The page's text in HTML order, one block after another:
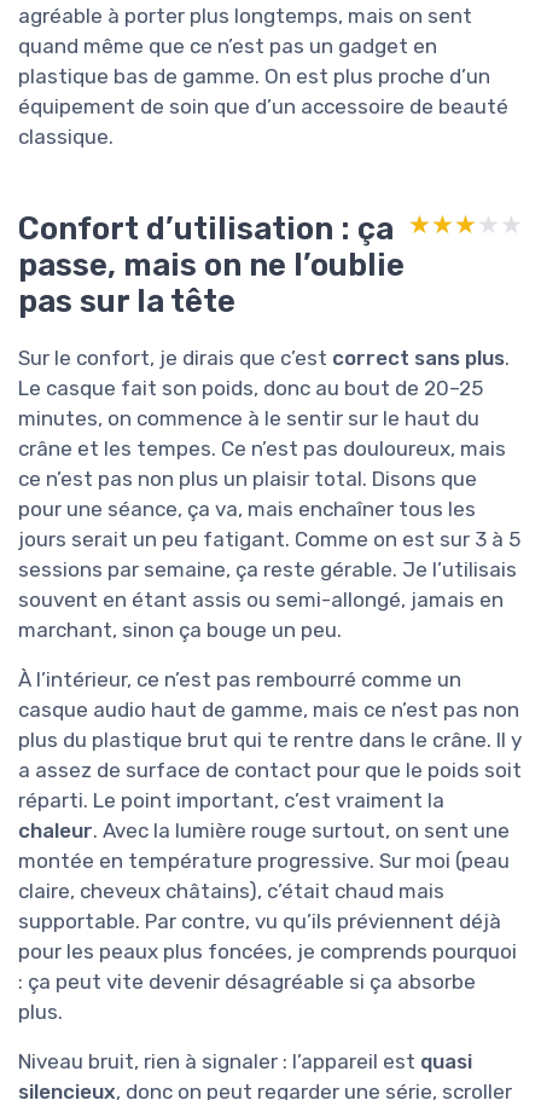
agréable à porter plus longtemps, mais on sent
quand même que ce n’est pas un gadget en
plastique bas de gamme. On est plus proche d’un
équipement de soin que d’un accessoire de beauté
classique.
Confort d’utilisation : ça
passe, mais on ne l’oublie
pas sur la tête
★★★★★
★★★★★
Sur le confort, je dirais que c’est correct sans plus.
Le casque fait son poids, donc au bout de 20–25
minutes, on commence à le sentir sur le haut du
crâne et les tempes. Ce n’est pas douloureux, mais
ce n’est pas non plus un plaisir total. Disons que
pour une séance, ça va, mais enchaîner tous les
jours serait un peu fatigant. Comme on est sur 3 à 5
sessions par semaine, ça reste gérable. Je l’utilisais
souvent en étant assis ou semi-allongé, jamais en
marchant, sinon ça bouge un peu.
À l’intérieur, ce n’est pas rembourré comme un
casque audio haut de gamme, mais ce n’est pas non
plus du plastique brut qui te rentre dans le crâne. Il y
a assez de surface de contact pour que le poids soit
réparti. Le point important, c’est vraiment la
chaleur. Avec la lumière rouge surtout, on sent une
montée en température progressive. Sur moi (peau
claire, cheveux châtains), c’était chaud mais
supportable. Par contre, vu qu’ils préviennent déjà
pour les peaux plus foncées, je comprends pourquoi
: ça peut vite devenir désagréable si ça absorbe
plus.
Niveau bruit, rien à signaler : l’appareil est quasi
silencieux, donc on peut regarder une série, scroller